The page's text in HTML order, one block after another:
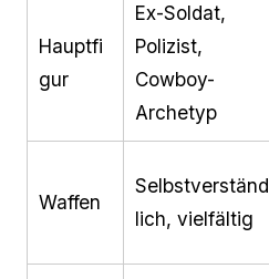
Hauptfi
gur
Ex-Soldat,
Polizist,
Cowboy-
Archetyp
Waffen
Selbstverständ
lich, vielfältig